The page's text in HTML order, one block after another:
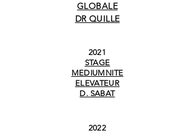
GLOBALE
DR QUILLE
2021
STAGE
MEDIUMNITE
ELEVATEUR
D. SABAT
2022